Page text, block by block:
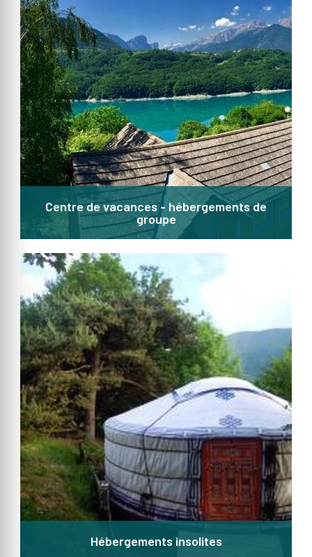
Centre de vacances - hébergements de
groupe
Hébergements insolites